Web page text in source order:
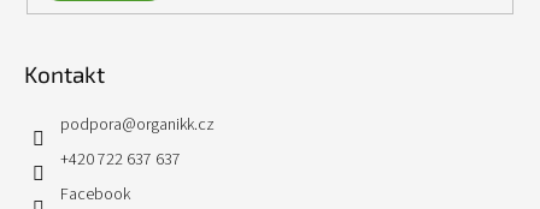
Kontakt
podpora@organikk.cz
+420 722 637 637
Facebook